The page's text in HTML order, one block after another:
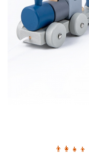
👨‍👩‍👧‍👦